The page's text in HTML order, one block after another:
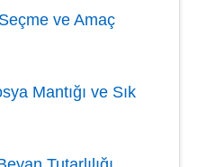
ve Amaç
Mantığı ve Sık